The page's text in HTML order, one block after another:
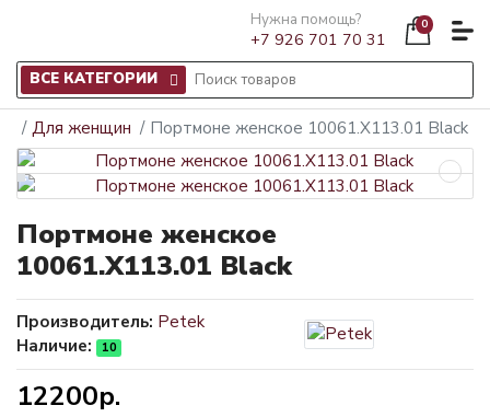
Нужна помощь?
+7 926 701 70 31
0
ВСЕ КАТЕГОРИИ
Для женщин Портмоне женское 10061.X113.01 Black
Портмоне женское
10061.X113.01 Black
Производитель: Petek
Наличие:
10
12200р.